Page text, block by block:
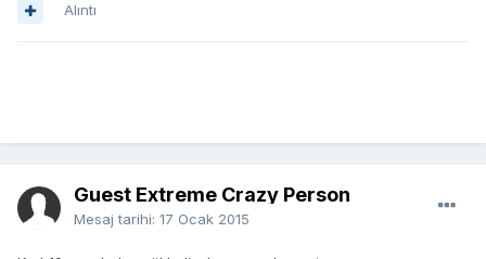
Alıntı
Guest Extreme Crazy Person
Mesaj tarihi: 17 Ocak 2015